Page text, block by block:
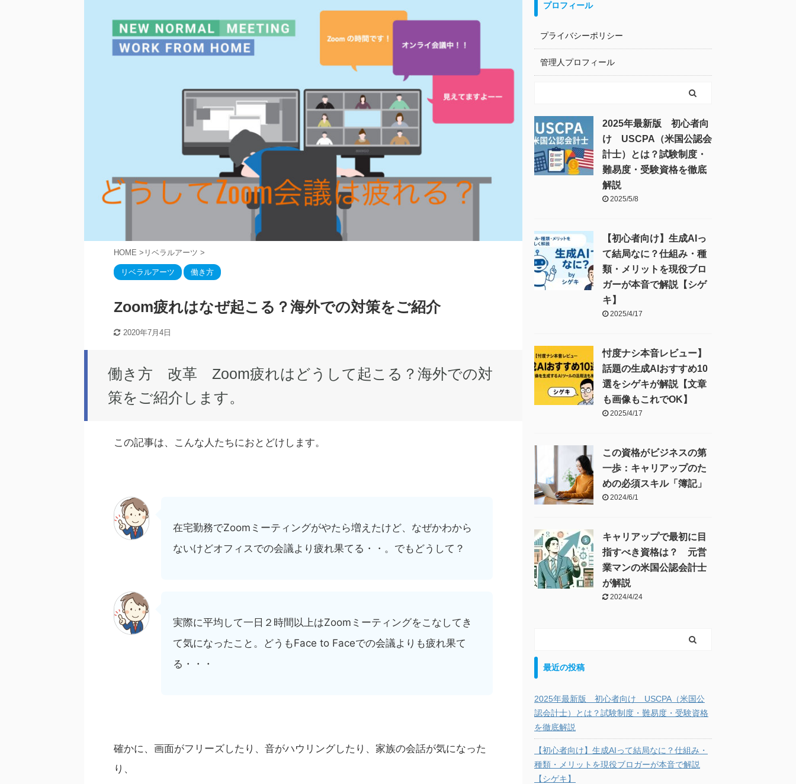
HOME > リベラルアーツ >
リベラルアーツ 働き方
Zoom疲れはなぜ起こる？海外での対策をご紹介
2020年7月4日
働き方 改革 Zoom疲れはどうして起こる？海外での対
策をご紹介します。
この記事は、こんな人たちにおとどけします。
在宅勤務でZoomミーティングがやたら増えたけど、なぜかわから
ないけどオフィスでの会議より疲れ果てる・・。でもどうして？
実際に平均して一日２時間以上はZoomミーティングをこなしてき
て気になったこと。どうもFace to Faceでの会議よりも疲れ果て
る・・・
確かに、画面がフリーズしたり、音がハウリングしたり、家族の会話が気になった
り、
プロフィール
プライバシーポリシー
管理人プロフィール
2025年最新版 初心者向
け USCPA（米国公認会
計士）とは？試験制度・
難易度・受験資格を徹底
解説
2025/5/8
【初心者向け】生成AIっ
て結局なに？仕組み・種
類・メリットを現役ブロ
ガーが本音で解説【シゲ
キ】
2025/4/17
忖度ナシ本音レビュー】
話題の生成AIおすすめ10
選をシゲキが解説【文章
も画像もこれでOK】
2025/4/17
この資格がビジネスの第
一歩：キャリアップのた
めの必須スキル「簿記」
2024/6/1
キャリアップで最初に目
指すべき資格は？ 元営
業マンの米国公認会計士
が解説
2024/4/24
最近の投稿
2025年最新版 初心者向け USCPA（米国公
認会計士）とは？試験制度・難易度・受験資格
を徹底解説
【初心者向け】生成AIって結局なに？仕組み・
種類・メリットを現役ブロガーが本音で解説
【シゲキ】